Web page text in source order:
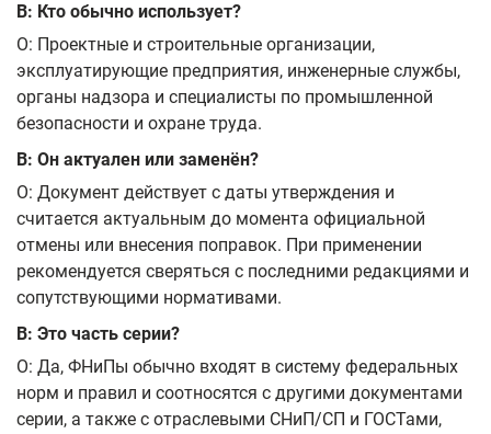
В: Кто обычно использует?
О: Проектные и строительные организации,
эксплуатирующие предприятия, инженерные службы,
органы надзора и специалисты по промышленной
безопасности и охране труда.
В: Он актуален или заменён?
О: Документ действует с даты утверждения и
считается актуальным до момента официальной
отмены или внесения поправок. При применении
рекомендуется сверяться с последними редакциями и
сопутствующими нормативами.
В: Это часть серии?
О: Да, ФНиПы обычно входят в систему федеральных
норм и правил и соотносятся с другими документами
серии, а также с отраслевыми СНиП/СП и ГОСТами,